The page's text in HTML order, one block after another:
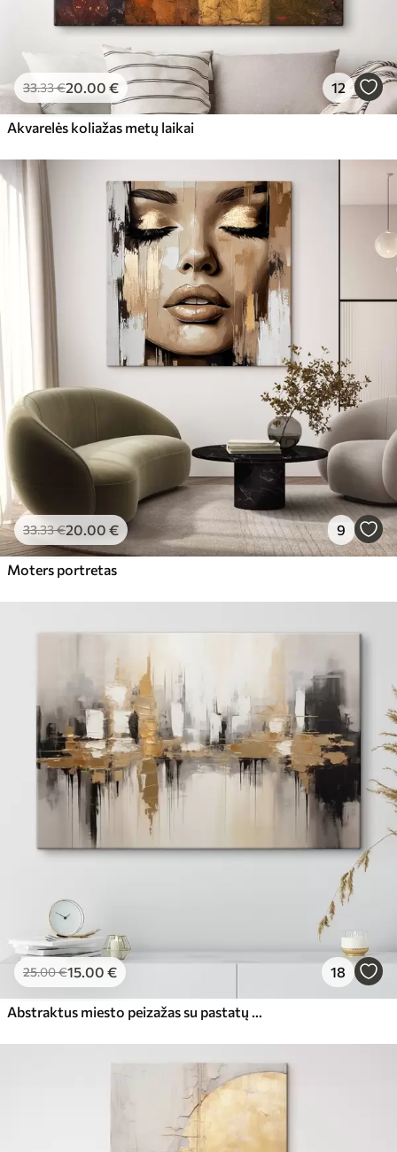
33.33€20.00 € 12
Akvarelės koliažas metų laikai
33.33€20.00 € 9
Moters portretas
25.00€15.00 € 18
Abstraktus miesto peizažas su pastatų atspindžiais vandenyje, sukurtas neutraliais tonais su šiltų atspalvių akcentais